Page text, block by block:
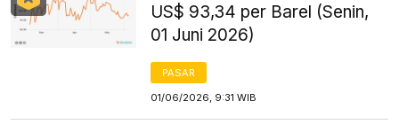
US$ 93,34 per Barel (Senin,
01 Juni 2026)
PASAR
01/06/2026, 9:31 WIB